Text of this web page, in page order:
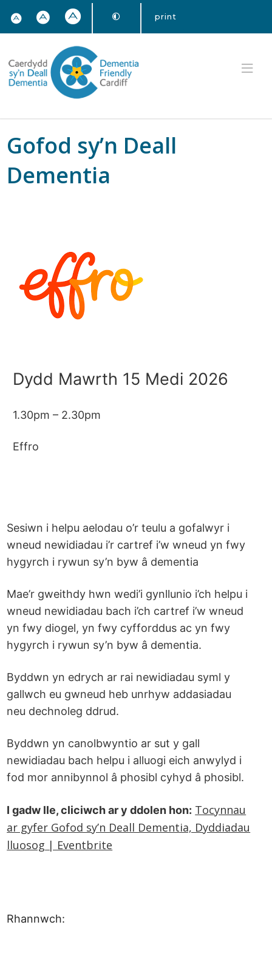
print
Gofod sy’n Deall
Dementia
Dydd Mawrth 15 Medi 2026
1.30pm – 2.30pm
Effro
Sesiwn i helpu aelodau o’r teulu a gofalwyr i
wneud newidiadau i’r cartref i’w wneud yn fwy
hygyrch i rywun sy’n byw â dementia
Mae’r gweithdy hwn wedi’i gynllunio i’ch helpu i
wneud newidiadau bach i’ch cartref i’w wneud
yn fwy diogel, yn fwy cyfforddus ac yn fwy
hygyrch i rywun sy’n byw â dementia.
Byddwn yn edrych ar rai newidiadau syml y
gallwch eu gwneud heb unrhyw addasiadau
neu dechnoleg ddrud.
Byddwn yn canolbwyntio ar sut y gall
newidiadau bach helpu i alluogi eich anwylyd i
fod mor annibynnol â phosibl cyhyd â phosibl.
I gadw lle, cliciwch ar y ddolen hon: Tocynnau
ar gyfer Gofod sy’n Deall Dementia, Dyddiadau
lluosog | Eventbrite
Rhannwch: